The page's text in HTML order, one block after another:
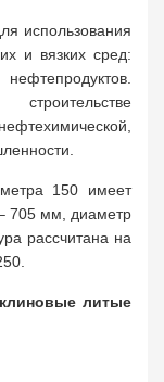
использования
и вязких сред:
150 имеет
705 мм, диаметр
рассчитана на
литые